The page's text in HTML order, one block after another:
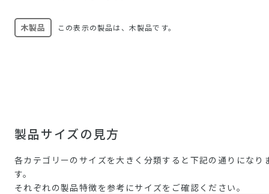
木製品 この表示の製品は、木製品です。
製品サイズの見方
各カテゴリーのサイズを大きく分類すると下記の通りになり
す。
それぞれの製品特徴を参考にサイズをご確認ください。